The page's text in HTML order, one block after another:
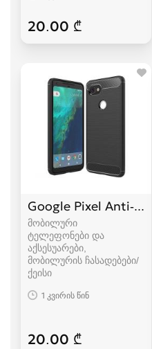
20.00 ₾
Google Pixel Anti-
მობილური
ტელეფონები და
აქსესუარები,
მობილურის ჩასადებები/
ქეისი
1 კვირის წინ
20.00 ₾